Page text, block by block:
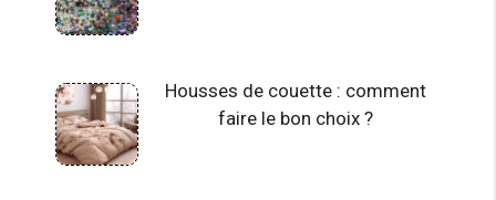
Housses de couette : comment
faire le bon choix ?